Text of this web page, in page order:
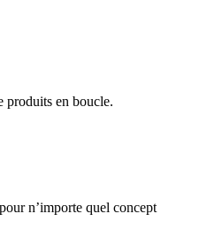
produits en boucle.
n’importe quel concept